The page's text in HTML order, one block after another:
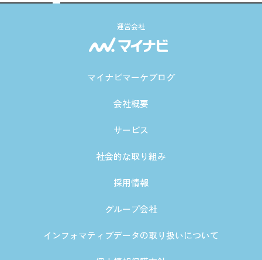
運営会社
マイナビマーケブログ
会社概要
サービス
社会的な取り組み
採用情報
グループ会社
インフォマティブデータの取り扱いについて